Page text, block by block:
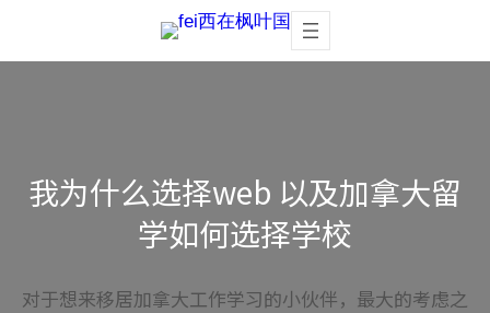
我为什么选择web 以及加拿大留
学如何选择学校
对于想来移居加拿大工作学习的小伙伴，最大的考虑之